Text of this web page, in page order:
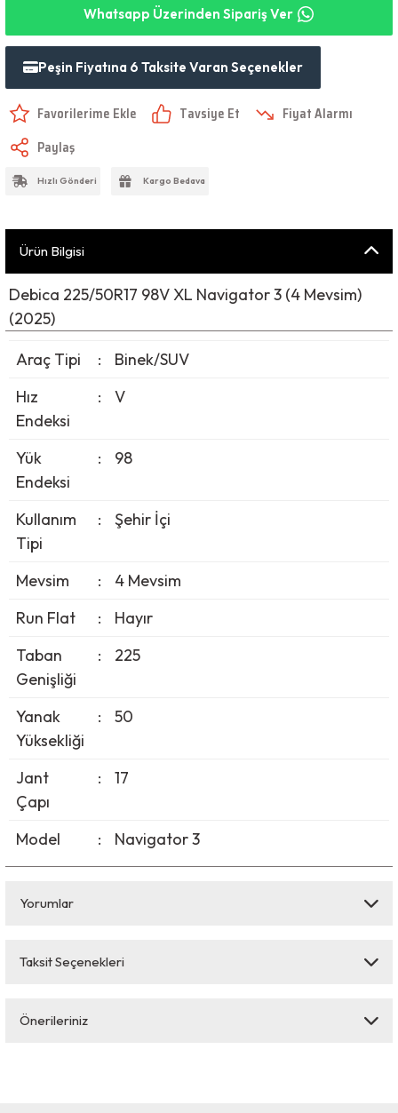
Whatsapp Üzerinden Sipariş Ver
Peşin Fiyatına 6 Taksite Varan Seçenekler
Tavsiye Et
Fiyat Alarmı
Paylaş
Hızlı Gönderi Kargo Bedava
Ürün Bilgisi
Debica 225/50R17 98V XL Navigator 3 (4 Mevsim)
(2025)
Araç Tipi
:
Binek/SUV
Hız
Endeksi
: V
Yük
Endeksi
: 98
Kullanım
Tipi
: Şehir İçi
Mevsim :
4 Mevsim
Run Flat
:
Hayır
Taban
Genişliği
: 225
Yanak
Yüksekliği
: 50
Jant
Çapı
: 17
Model : Navigator 3
Yorumlar
Bu ürüne ilk yorumu siz yapın!
Taksit Seçenekleri
Önerileriniz